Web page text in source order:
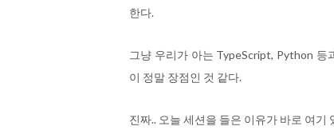
한다.
그냥 우리가 아는 TypeScript, Python 등
이 정말 장점인 것 같다.
진짜.. 오늘 세션을 들은 이유가 바로 여기